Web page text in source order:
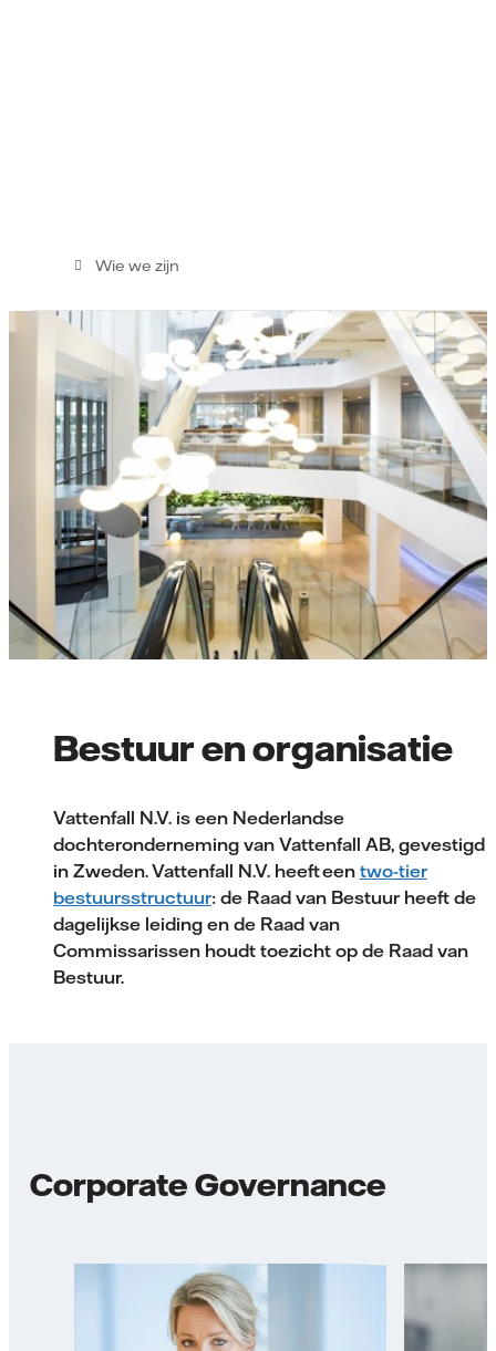
Wie we zijn
Bestuur en organisatie
Vattenfall N.V. is een Nederlandse
dochteronderneming van Vattenfall AB, gevestigd
in Zweden. Vattenfall N.V. heeft een two-tier
bestuursstructuur: de Raad van Bestuur heeft de
dagelijkse leiding en de Raad van
Commissarissen houdt toezicht op de Raad van
Bestuur.
Corporate Governance